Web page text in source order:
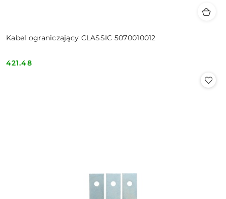
Kabel ograniczający CLASSIC 5070010012
Cena:
421.48